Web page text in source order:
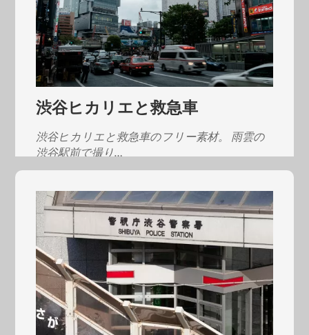
渋谷ヒカリエと救急車
渋谷ヒカリエと救急車のフリー素材。 雨雲の
渋谷駅前で撮り…